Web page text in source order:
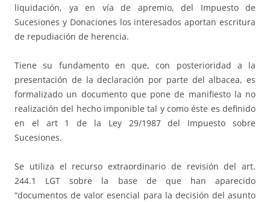
liquidación, ya en vía de apremio, del Impuesto de
Sucesiones y Donaciones los interesados aportan escritura
de repudiación de herencia.
Tiene su fundamento en que, con posterioridad a la
presentación de la declaración por parte del albacea, es
formalizado un documento que pone de manifiesto la no
realización del hecho imponible tal y como éste es definido
en el art 1 de la Ley 29/1987 del Impuesto sobre
Sucesiones.
Se utiliza el recurso extraordinario de revisión del art.
244.1 LGT sobre la base de que han aparecido
“documentos de valor esencial para la decisión del asunto